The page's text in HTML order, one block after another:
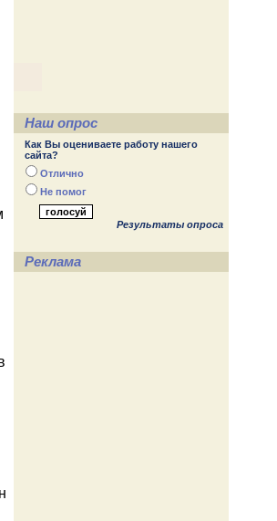
Наш опрос
Как Вы оцениваете работу нашего
сайта?
Отлично
Не помог
Результаты опроса
Реклама